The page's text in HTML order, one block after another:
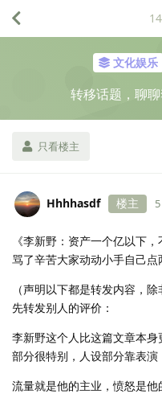
文化娱乐
转移话题，聊
只看楼主
14
Hhhhasdf 楼主
《李新野：资产一个亿以下
骂了辛苦大家动动小手自己点
（声明以下都是转发内容，
先转发别人的评价：
李新野这个人比这篇文章本
部分很特别，人设部分靠表演
流量就是他的主业，愤怒是他